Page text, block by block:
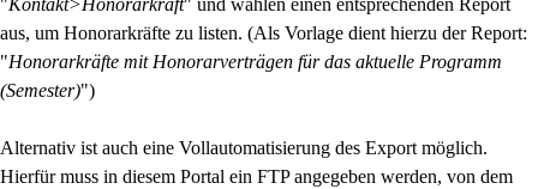
"Kontakt>Honorarkraft" und wählen einen entsprechenden Report
aus, um Honorarkräfte zu listen. (Als Vorlage dient hierzu der Report:
"Honorarkräfte mit Honorarverträgen für das aktuelle Programm
(Semester)")
Alternativ ist auch eine Vollautomatisierung des Export möglich.
Hierfür muss in diesem Portal ein FTP angegeben werden, von dem